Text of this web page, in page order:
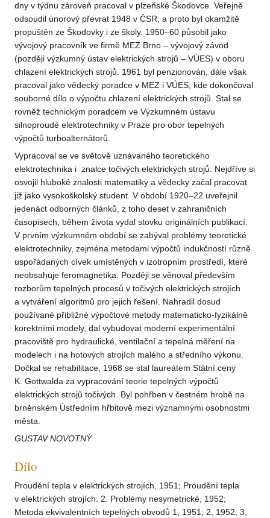
dny v týdnu zároveň pracoval v plzeňské Škodovce. Veřejně
odsoudil únorový převrat 1948 v ČSR, a proto byl okamžitě
propuštěn ze Škodovky i ze školy. 1950–60 působil jako
vývojový pracovník ve firmě MEZ Brno – vývojový závod
(později výzkumný ústav elektrických strojů – VÚES) v oboru
chlazení elektrických strojů. 1961 byl penzionován, dále však
pracoval jako vědecký poradce v MEZ i VÚES, kde dokončoval
souborné dílo o výpočtu chlazení elektrických strojů. Stal se
rovněž technickým poradcem ve Výzkumném ústavu
silnoproudé elektrotechniky v Praze pro obor tepelných
výpočtů turboalternátorů.
Vypracoval se ve světově uznávaného teoretického
elektrotechnika i znalce točivých elektrických strojů. Nejdříve si
osvojil hluboké znalosti matematiky a vědecky začal pracovat
již jako vysokoškolský student. V období 1920–22 uveřejnil
jedenáct odborných článků, z toho deset v zahraničních
časopisech, během života vydal stovku originálních publikací.
V prvním výzkumném období se zabýval problémy teoretické
elektrotechniky, zejména metodami výpočtů indukčností různě
uspořádaných cívek umístěných v izotropním prostředí, které
neobsahuje feromagnetika. Později se věnoval především
rozborům tepelných procesů v točivých elektrických strojích
a vytváření algoritmů pro jejich řešení. Nahradil dosud
používané přibližné výpočtové metody matematicko-fyzikálně
korektními modely, dal vybudovat moderní experimentální
pracoviště pro hydraulické, ventilační a tepelná měření na
modelech i na hotových strojích malého a středního výkonu.
Dočkal se rehabilitace, 1968 se stal laureátem Státní ceny
K. Gottwalda za vypracování teorie tepelných výpočtů
elektrických strojů točivých. Byl pohřben v čestném hrobě na
brněnském Ústředním hřbitově mezi významnými osobnostmi
města.
GUSTAV NOVOTNÝ
Dílo
Proudění tepla v elektrických strojích, 1951; Proudění tepla
v elektrických strojích. 2. Problémy nesymetrické, 1952;
Metoda ekvivalentních tepelných obvodů 1, 1951; 2, 1952; 3,